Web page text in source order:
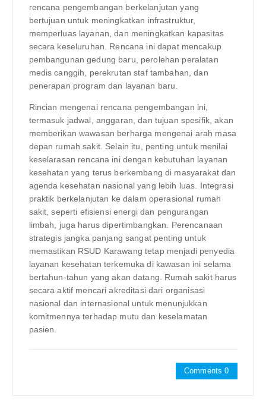
rencana pengembangan berkelanjutan yang
bertujuan untuk meningkatkan infrastruktur,
memperluas layanan, dan meningkatkan kapasitas
secara keseluruhan. Rencana ini dapat mencakup
pembangunan gedung baru, perolehan peralatan
medis canggih, perekrutan staf tambahan, dan
penerapan program dan layanan baru.
Rincian mengenai rencana pengembangan ini,
termasuk jadwal, anggaran, dan tujuan spesifik, akan
memberikan wawasan berharga mengenai arah masa
depan rumah sakit. Selain itu, penting untuk menilai
keselarasan rencana ini dengan kebutuhan layanan
kesehatan yang terus berkembang di masyarakat dan
agenda kesehatan nasional yang lebih luas. Integrasi
praktik berkelanjutan ke dalam operasional rumah
sakit, seperti efisiensi energi dan pengurangan
limbah, juga harus dipertimbangkan. Perencanaan
strategis jangka panjang sangat penting untuk
memastikan RSUD Karawang tetap menjadi penyedia
layanan kesehatan terkemuka di kawasan ini selama
bertahun-tahun yang akan datang. Rumah sakit harus
secara aktif mencari akreditasi dari organisasi
nasional dan internasional untuk menunjukkan
komitmennya terhadap mutu dan keselamatan
pasien.
Comments 0